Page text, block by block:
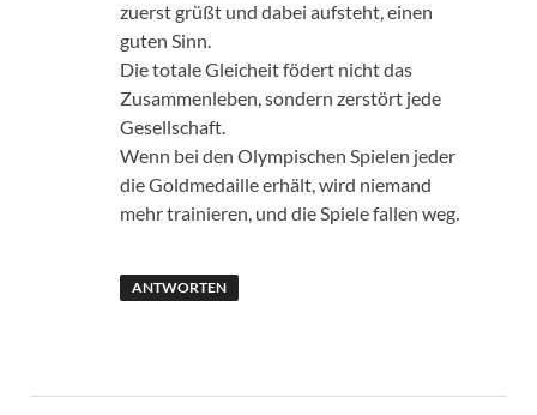
zuerst grüßt und dabei aufsteht, einen
guten Sinn.
Die totale Gleicheit födert nicht das
Zusammenleben, sondern zerstört jede
Gesellschaft.
Wenn bei den Olympischen Spielen jeder
die Goldmedaille erhält, wird niemand
mehr trainieren, und die Spiele fallen weg.
ANTWORTEN